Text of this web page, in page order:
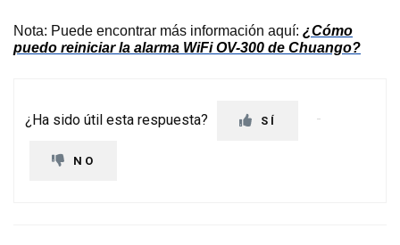
Nota: Puede encontrar más información aquí: ¿Cómo
puedo reiniciar la alarma WiFi OV-300 de Chuango?
¿Ha sido útil esta respuesta? SÍ
NO